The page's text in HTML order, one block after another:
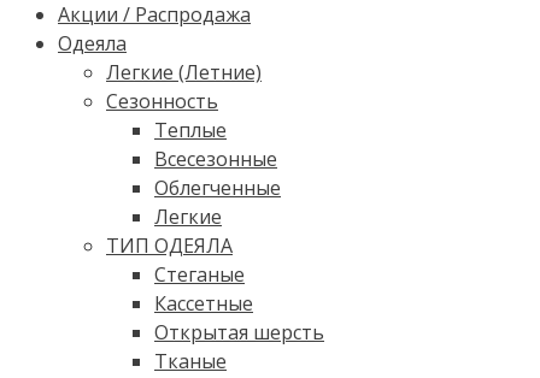
Акции / Распродажа
Одеяла
Легкие (Летние)
Сезонность
Теплые
Всесезонные
Облегченные
Легкие
ТИП ОДЕЯЛА
Стеганые
Кассетные
Открытая шерсть
Тканые